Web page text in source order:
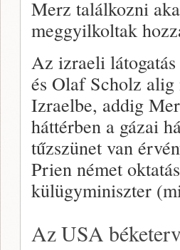
Merz találkozni
meggyilkoltak
Az izraeli
és Olaf Scholz alig
Izraelbe, addig
háttérben a gázai
tűzszünet van
Prien német
külügyminiszter
Az USA